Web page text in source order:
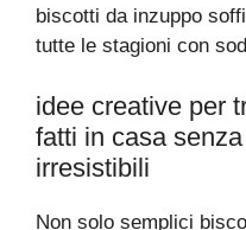
biscotti da inzuppo
tutte le stagioni con
idee creative per
fatti in casa
irresistibili
Non solo semplici